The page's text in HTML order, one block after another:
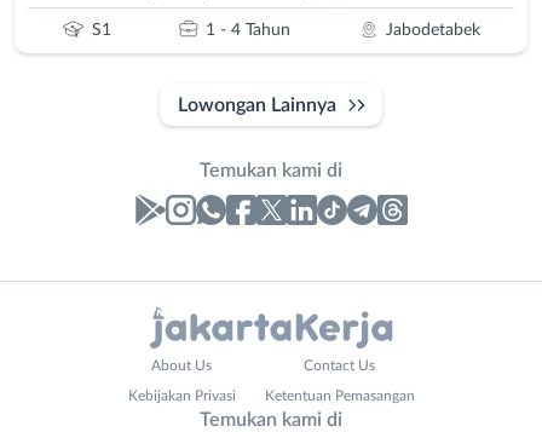
S1 1 - 4 Tahun Jabodetabek
Lowongan Lainnya
Temukan kami di
About Us Contact Us
Kebijakan Privasi Ketentuan Pemasangan
Temukan kami di